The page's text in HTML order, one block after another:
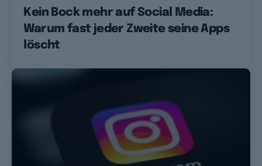
Kein Bock mehr auf Social Media:
Warum fast jeder Zweite seine Apps
löscht